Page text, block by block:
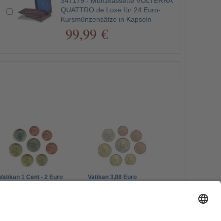
QUATTRO de Luxe für 24 Euro-
Kursmünzensätze in Kapseln
99,99 €
1 Cent - 2 Euro
Vatikan 3,88 Euro